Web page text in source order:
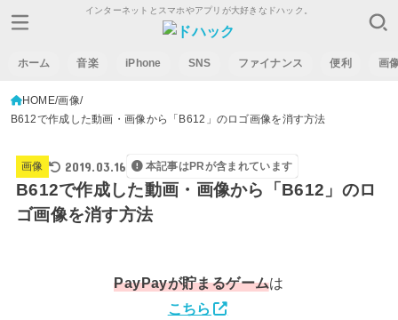
インターネットとスマホやアプリが大好きなドハック。
ホーム 音楽 iPhone SNS ファイナンス 便利 画
HOME 画像
B612で作成した動画・画像から「B612」のロゴ画像を消す方法
画像 2019.03.16 本記事はPRが含まれています
B612で作成した動画・画像から「B612」のロ
ゴ画像を消す方法
PayPayが貯まるゲームは
こちら